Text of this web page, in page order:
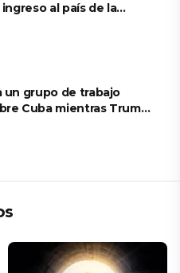
al país de la
un grupo de trabajo
Cuba mientras Trump